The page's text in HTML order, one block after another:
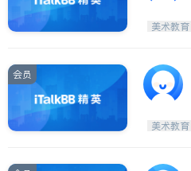
美术教育
会员
美术教育